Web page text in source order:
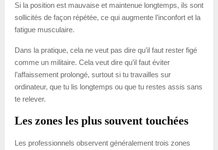
Si la position est mauvaise et maintenue longtemps, ils sont
sollicités de façon répétée, ce qui augmente l’inconfort et la
fatigue musculaire.
Dans la pratique, cela ne veut pas dire qu’il faut rester figé
comme un militaire. Cela veut dire qu’il faut éviter
l’affaissement prolongé, surtout si tu travailles sur
ordinateur, que tu lis longtemps ou que tu restes assis sans
te relever.
Les zones les plus souvent touchées
Les professionnels observent généralement trois zones